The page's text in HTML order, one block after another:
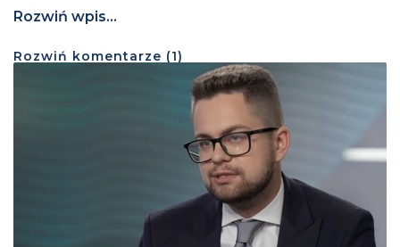
Rozwiń wpis...
Rozwiń komentarze (1)